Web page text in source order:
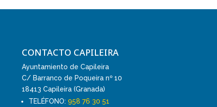
CONTACTO CAPILEIRA
Ayuntamiento de Capileira
C/ Barranco de Poqueira nº 10
18413 Capileira (Granada)
TELÉFONO: 958 76 30 51